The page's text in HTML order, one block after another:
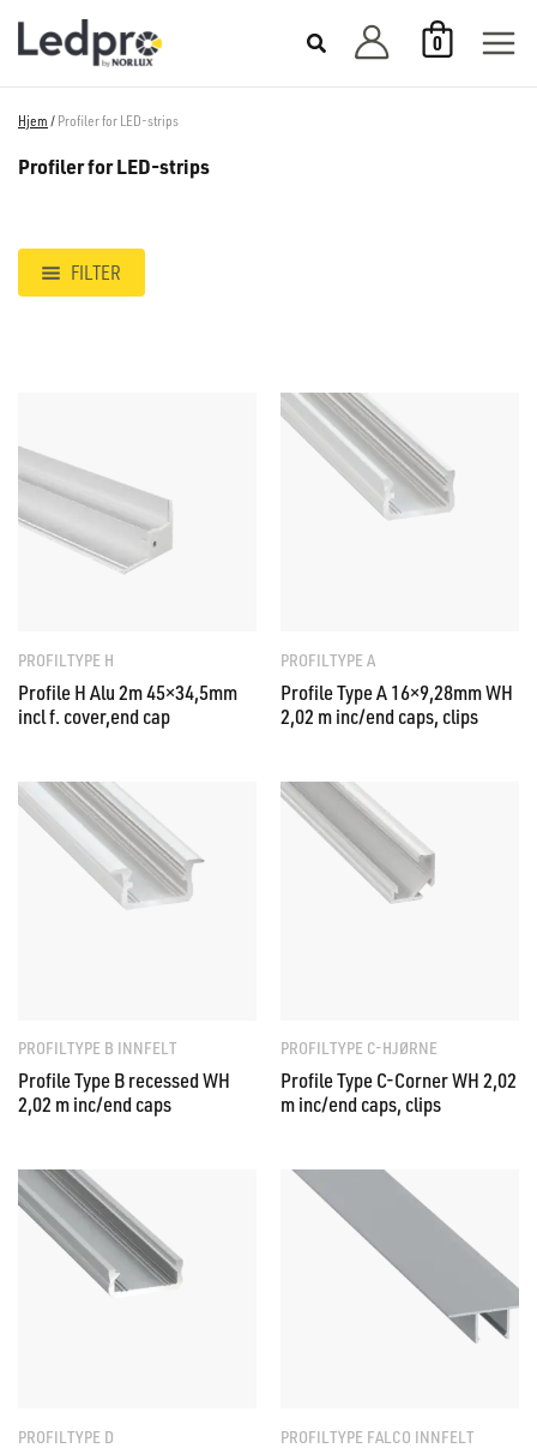
rett
0
Hjem / Profiler for LED-strips
Profiler for LED-strips
FILTER
PROFILTYPE H
Profile H Alu 2m 45×34,5mm
incl f. cover,end cap
PROFILTYPE A
Profile Type A 16×9,28mm WH
2,02 m inc/end caps, clips
PROFILTYPE B INNFELT
Profile Type B recessed WH
2,02 m inc/end caps
PROFILTYPE C-HJØRNE
Profile Type C-Corner WH 2,02
m inc/end caps, clips
PROFILTYPE D PROFILTYPE FALCO INNFELT